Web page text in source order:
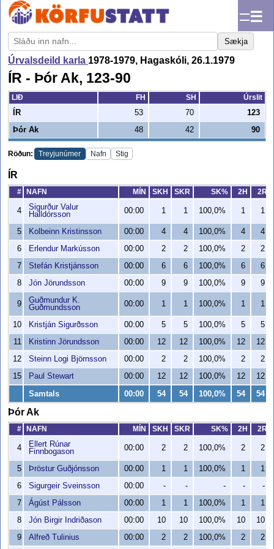
☰
Sækja
Úrvalsdeild karla 1978-1979, Hagaskóli, 26.1.1979
ÍR - Þór Ak, 123-90
LIÐ FH SH
Úrslit
ÍR
53 70
123
Þór Ak
48 42 90
Röðun: Treyjunúmer Nafn Stig
ÍR
# NAFN MÍN SKH SKR SK% 2H 2R
4
Sigurður Valur
Halldórsson
00:00 1 1 100,0% 1 1
5 Kolbeinn Kristinsson 00:00 4 4 100,0% 4
4
6
Erlendur Markússon 00:00 2 2 100,0% 2
2
7
Stefán Kristjánsson 00:00 6 6 100,0% 6
6
8
Jón Jörundsson 00:00 9 9 100,0% 9 9
9
Guðmundur K.
Guðmundsson
00:00 1 1 100,0% 1 1
10 Kristján Sigurðsson 00:00 5 5 100,0% 5
5
11
Kristinn Jörundsson 00:00 12 12 100,0% 12
12
12
Steinn Logi Björnsson 00:00 2 2 100,0% 2
2
15
Paul Stewart 00:00 12 12 100,0% 12 12
Samtals 00:00 54 54 100,0% 54 54
Þór Ak
# NAFN MÍN SKH SKR SK% 2H 2R
4
Ellert Rúnar
Finnbogason
00:00 2 2 100,0% 2 2
5 Þröstur Guðjónsson 00:00 1 1 100,0% 1
1
6
Sigurgeir Sveinsson 00:00 - - - -
-
7
Ágúst Pálsson 00:00 1 1 100,0% 1
1
8
Jón Birgir Indriðason 00:00 10 10 100,0% 10
10
9
Alfreð Tulinius 00:00 2 2 100,0% 2 2